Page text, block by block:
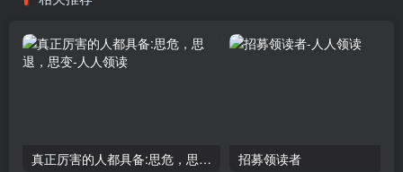
真正厉害的人都具备:思危，思退，思变 招募领读者